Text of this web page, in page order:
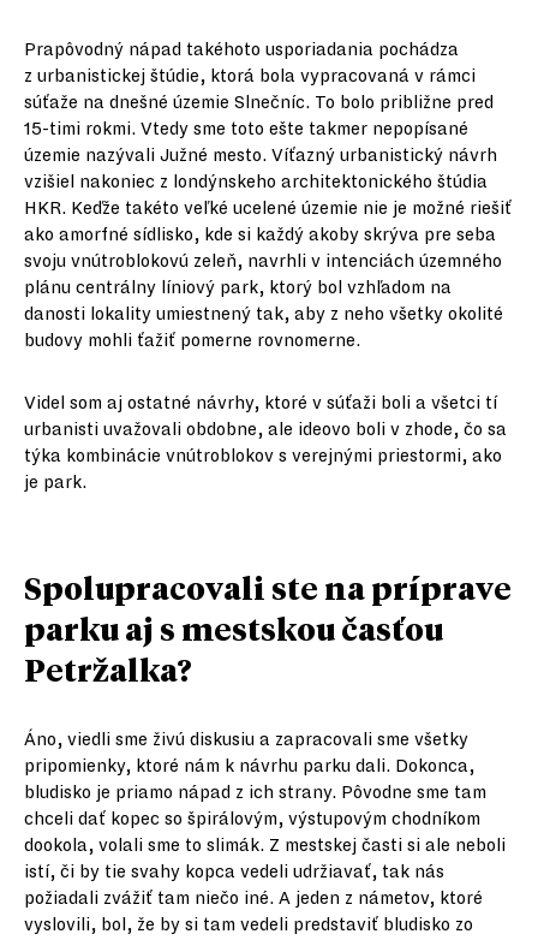
Prapôvodný nápad takéhoto usporiadania pochádza
z urbanistickej štúdie, ktorá bola vypracovaná v rámci
súťaže na dnešné územie Slnečníc. To bolo približne pred
15-timi rokmi. Vtedy sme toto ešte takmer nepopísané
územie nazývali Južné mesto. Víťazný urbanistický návrh
vzišiel nakoniec z londýnskeho architektonického štúdia
HKR. Keďže takéto veľké ucelené územie nie je možné riešiť
ako amorfné sídlisko, kde si každý akoby skrýva pre seba
svoju vnútroblokovú zeleň, navrhli v intenciách územného
plánu centrálny líniový park, ktorý bol vzhľadom na
danosti lokality umiestnený tak, aby z neho všetky okolité
budovy mohli ťažiť pomerne rovnomerne.
Videl som aj ostatné návrhy, ktoré v súťaži boli a všetci tí
urbanisti uvažovali obdobne, ale ideovo boli v zhode, čo sa
týka kombinácie vnútroblokov s verejnými priestormi, ako
je park.
Spolupracovali ste na príprave
parku aj s mestskou časťou
Petržalka?
Áno, viedli sme živú diskusiu a zapracovali sme všetky
pripomienky, ktoré nám k návrhu parku dali. Dokonca,
bludisko je priamo nápad z ich strany. Pôvodne sme tam
chceli dať kopec so špirálovým, výstupovým chodníkom
dookola, volali sme to slimák. Z mestskej časti si ale neboli
istí, či by tie svahy kopca vedeli udržiavať, tak nás
požiadali zvážiť tam niečo iné. A jeden z námetov, ktoré
vyslovili, bol, že by si tam vedeli predstaviť bludisko zo